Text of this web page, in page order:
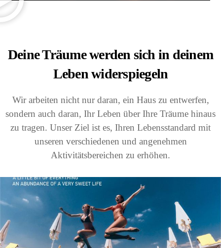
Deine Träume werden sich in deinem
Leben widerspiegeln
Wir arbeiten nicht nur daran, ein Haus zu entwerfen,
sondern auch daran, Ihr Leben über Ihre Träume hinaus
zu tragen. Unser Ziel ist es, Ihren Lebensstandard mit
unseren verschiedenen und angenehmen
Aktivitätsbereichen zu erhöhen.